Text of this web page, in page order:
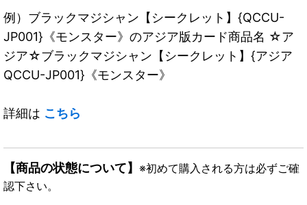
例）ブラックマジシャン【シークレット】{QCCU-
JP001}《モンスター》のアジア版カード商品名 ☆ア
ジア☆ブラックマジシャン【シークレット】{アジア
QCCU-JP001}《モンスター》
詳細は こちら
【商品の状態について】 ※初めて購入される方は必ずご確
認下さい。